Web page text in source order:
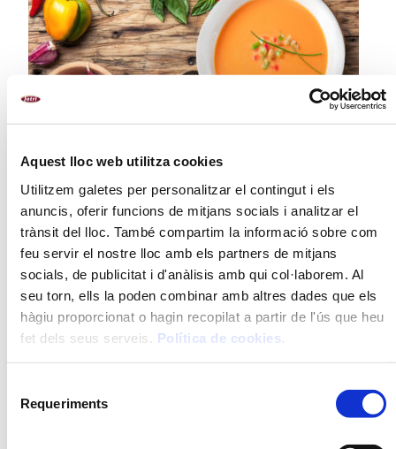
Aquest lloc web utilitza cookies
Utilitzem galetes per personalitzar el contingut i els
anuncis, oferir funcions de mitjans socials i analitzar el
trànsit del lloc. També compartim la informació sobre com
feu servir el nostre lloc amb els partners de mitjans
socials, de publicitat i d'anàlisis amb qui col·laborem. Al
seu torn, ells la poden combinar amb altres dades que els
hàgiu proporcionat o hagin recopilat a partir de l'ús que heu
fet dels seus serveis. Política de cookies
Requeriments
Compromís amb les persones i el
territori
2026-01-13
Aquestes festes hem col·laborat amb
iniciatives solidàries que impulsen el benestar
Llegir més